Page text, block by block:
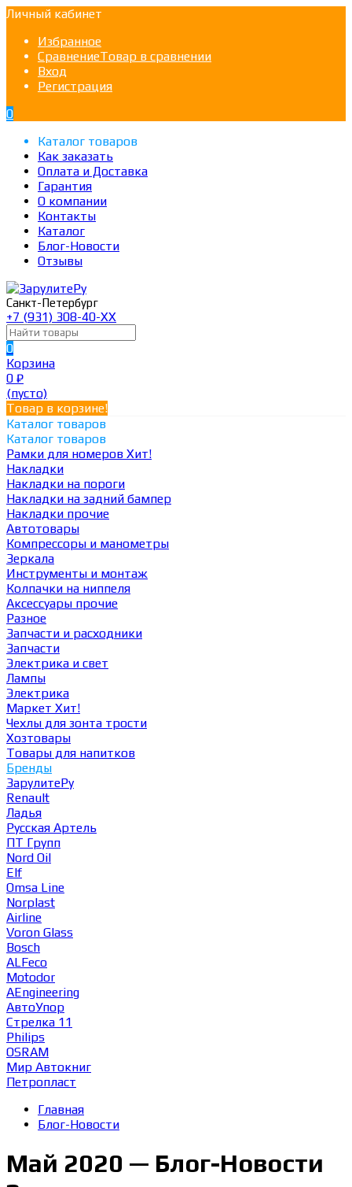
Личный кабинет
Избранное
СравнениеТовар в сравнении
Вход
Регистрация
0
Каталог товаров
Как заказать
Оплата и Доставка
Гарантия
О компании
Контакты
Каталог
Блог-Новости
Отзывы
Санкт-Петербург
+7 (931) 308-40-ХХ
0
Корзина
0 ₽
(пусто)
Товар в корзине!
Каталог товаров
Каталог товаров
Рамки для номеров Хит!
Накладки
Накладки на пороги
Накладки на задний бампер
Накладки прочие
Автотовары
Компрессоры и манометры
Зеркала
Инструменты и монтаж
Колпачки на ниппеля
Аксессуары прочие
Разное
Запчасти и расходники
Запчасти
Электрика и свет
Лампы
Электрика
Маркет Хит!
Чехлы для зонта трости
Хозтовары
Товары для напитков
Бренды
ЗарулитеРу
Renault
Ладья
Русская Артель
ПТ Групп
Nord Oil
Elf
Omsa Line
Norplast
Airline
Voron Glass
Bosch
ALFeco
Motodor
AEngineering
АвтоУпор
Стрелка 11
Philips
OSRAM
Мир Автокниг
Петропласт
Главная
Блог-Новости
Май 2020 — Блог-Новости